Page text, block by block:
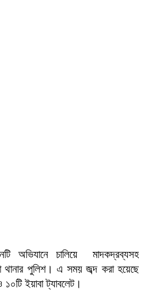
অভিযানে চালিয়ে মাদকদ্রব্যসহ
থানার পুলিশ। এ সময় জব্দ করা হয়েছে
ইয়াবা ট্যাবলেট।